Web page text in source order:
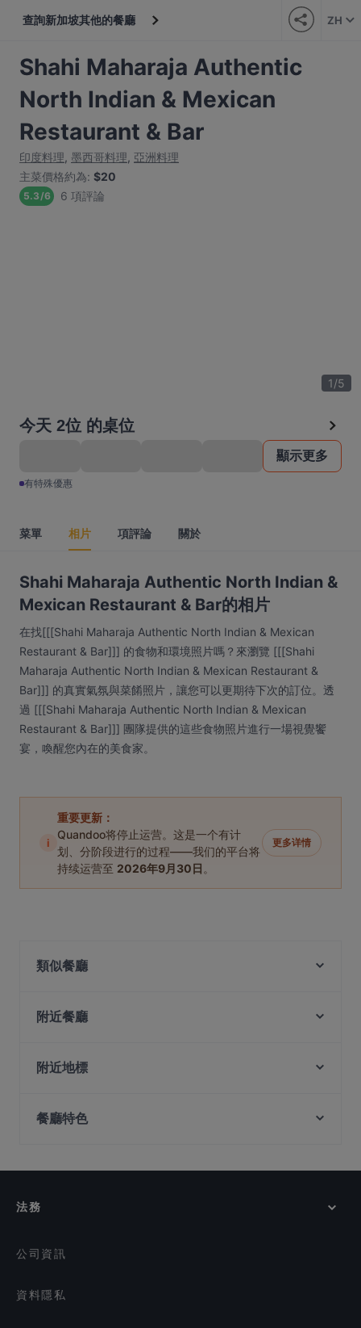
查詢新加坡其他的餐廳 ZH
Shahi Maharaja Authentic
North Indian & Mexican
Restaurant & Bar
印度料理, 墨西哥料理, 亞洲料理
主菜價格約為: $20
5.3/6 6 項評論
1/5
今天 2位 的桌位
顯示更多
有特殊優惠
菜單 相片 項評論 關於
Shahi Maharaja Authentic North Indian &
Mexican Restaurant & Bar的相片
在找[[[Shahi Maharaja Authentic North Indian & Mexican
Restaurant & Bar]]] 的食物和環境照片嗎？來瀏覽 [[[Shahi
Maharaja Authentic North Indian & Mexican Restaurant &
Bar]]] 的真實氣氛與菜餚照片，讓您可以更期待下次的訂位。透
過 [[[Shahi Maharaja Authentic North Indian & Mexican
Restaurant & Bar]]] 團隊提供的這些食物照片進行一場視覺饗
宴，喚醒您內在的美食家。
i
重要更新：
Quandoo将停止运营。这是一个有计
划、分阶段进行的过程——我们的平台将
持续运营至 2026年9月30日 。
更多详情
類似餐廳
Merlion Seafood 鱼尾狮海鲜
Dim Sum Quay 点心记
shoushin izakaya & sake bar
附近餐廳
Sushi Izakaya Kadohachi
Marina Sea Food House
leopold
附近地標
Peranakan Museum, 新加坡
餐廳特色
在 新加坡 的 休閒餐廳
法務
公司資訊
資料隱私